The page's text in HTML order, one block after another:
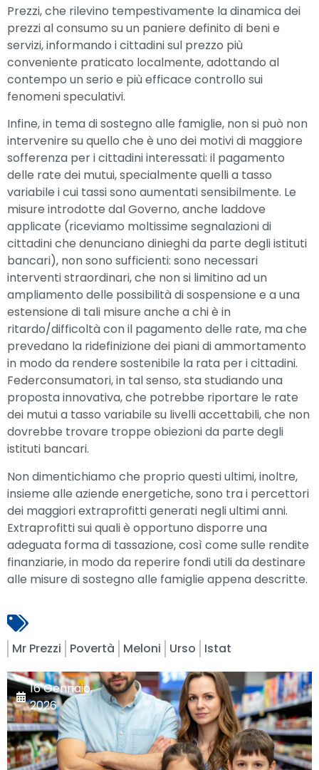
Prezzi, che rilevino tempestivamente la dinamica dei
prezzi al consumo su un paniere definito di beni e
servizi, informando i cittadini sul prezzo più
conveniente praticato localmente, adottando al
contempo un serio e più efficace controllo sui
fenomeni speculativi.
Infine, in tema di sostegno alle famiglie, non si può non
intervenire su quello che è uno dei motivi di maggiore
sofferenza per i cittadini interessati: il pagamento
delle rate dei mutui, specialmente quelli a tasso
variabile i cui tassi sono aumentati sensibilmente. Le
misure introdotte dal Governo, anche laddove
applicate (riceviamo moltissime segnalazioni di
cittadini che denunciano dinieghi da parte degli istituti
bancari), non sono sufficienti: sono necessari
interventi straordinari, che non si limitino ad un
ampliamento delle possibilità di sospensione e a una
estensione di tali misure anche a chi è in
ritardo/difficoltà con il pagamento delle rate, ma che
prevedano la ridefinizione dei piani di ammortamento
in modo da rendere sostenibile la rata per i cittadini.
Federconsumatori, in tal senso, sta studiando una
proposta innovativa, che potrebbe riportare le rate
dei mutui a tasso variabile su livelli accettabili, che non
dovrebbe trovare troppe obiezioni da parte degli
istituti bancari.
Non dimentichiamo che proprio questi ultimi, inoltre,
insieme alle aziende energetiche, sono tra i percettori
dei maggiori extraprofitti generati negli ultimi anni.
Extraprofitti sui quali è opportuno disporre una
adeguata forma di tassazione, così come sulle rendite
finanziarie, in modo da reperire fondi utili da destinare
alle misure di sostegno alle famiglie appena descritte.
Mr Prezzi Povertà Meloni Urso Istat
16 Gennaio,
2026